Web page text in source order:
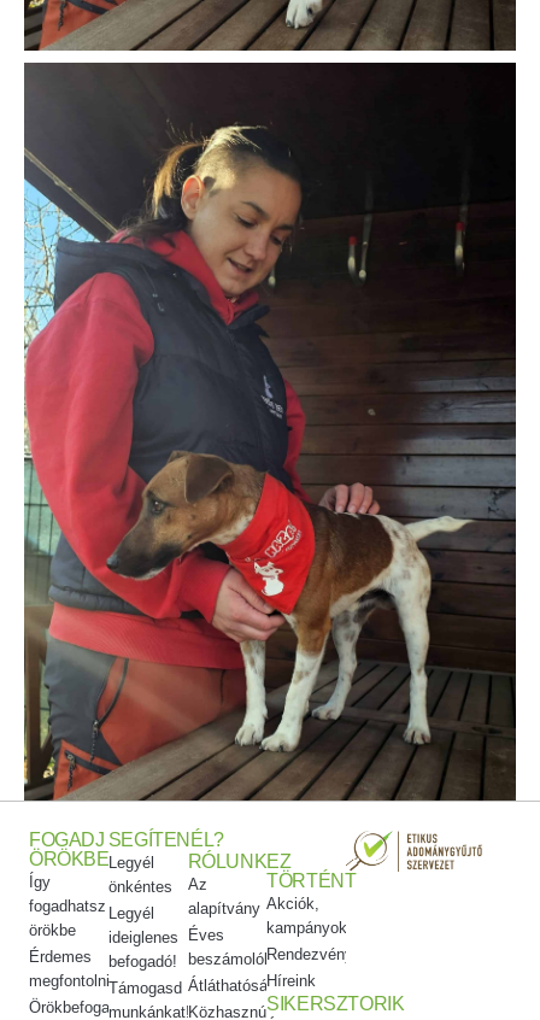
FOGADJ
ÖRÖKBE
Így
fogadhatsz
örökbe
Érdemes
megfontolni
Örökbefogadói
SEGÍTENÉL?
Legyél
önkéntes
Legyél
ideiglenes
befogadó!
Támogasd
munkánkat!
RÓLUNK
Az
alapítvány
Éves
beszámolók
Átláthatóság
Közhasznúsági
EZ
TÖRTÉNT
Akciók,
kampányok
Rendezvényeink
Híreink
SIKERSZTORIK